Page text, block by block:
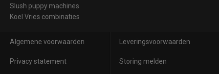
Slush puppy machines
Koel Vries combinaties
Algemene voorwaarden Leveringsvoorwaarden
Privacy statement Storing melden